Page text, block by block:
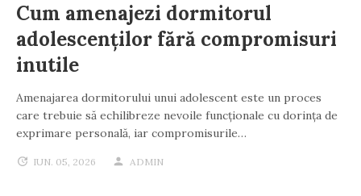
Cum amenajezi dormitorul
adolescenților fără compromisuri
inutile
Amenajarea dormitorului unui adolescent este un proces
care trebuie să echilibreze nevoile funcționale cu dorința de
exprimare personală, iar compromisurile…
IUN. 05, 2026 ADMIN